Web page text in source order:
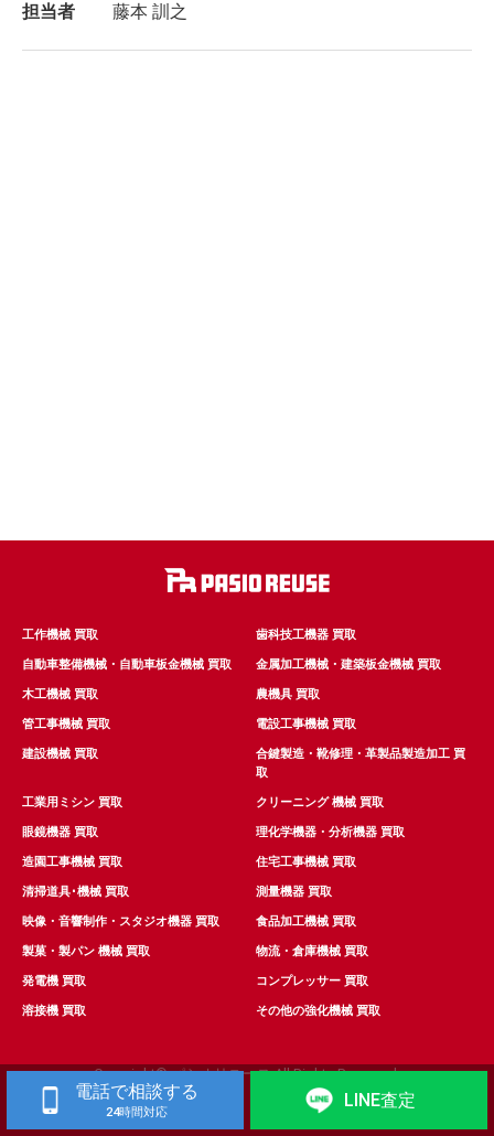
担当者 藤本 訓之
電話で相談する
24時間対応
LINE査定
工作機械 買取 歯科技工機器 買取
自動車整備機械・自動車板金機械 買取 金属加工機械・建築板金機械 買取
木工機械 買取 農機具 買取
管工事機械 買取 電設工事機械 買取
建設機械 買取
合鍵製造・靴修理・革製品製造加工 買
取
工業用ミシン 買取 クリーニング 機械 買取
眼鏡機器 買取 理化学機器・分析機器 買取
造園工事機械 買取 住宅工事機械 買取
清掃道具･機械 買取 測量機器 買取
映像・音響制作・スタジオ機器 買取 食品加工機械 買取
製菓・製パン 機械 買取 物流・倉庫機械 買取
発電機 買取 コンプレッサー 買取
溶接機 買取 その他の強化機械 買取
Copyright© パシオリユース All Rights Reserved.